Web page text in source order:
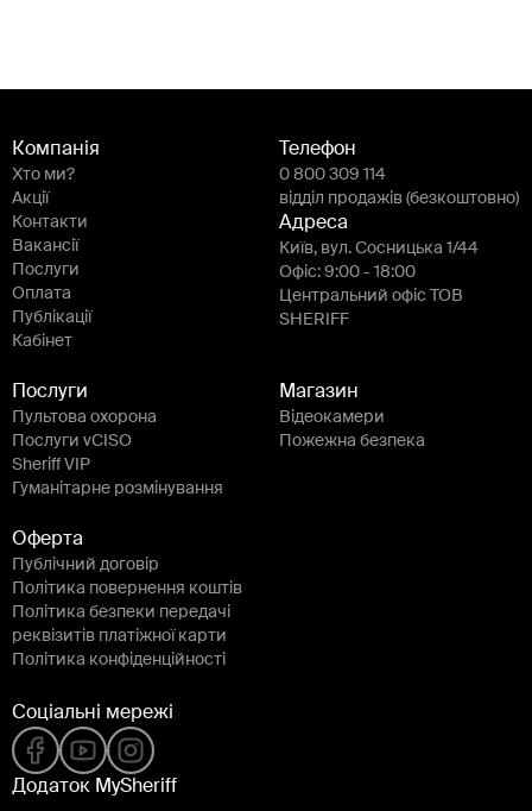
Компанія
Хто ми?
Акції
Контакти
Вакансії
Послуги
Оплата
Публікації
Кабінет
Телефон
0 800 309 114
відділ продажів (безкоштовно)
Адреса
Київ, вул. Сосницька 1/44
Офіс: 9:00 - 18:00
Центральний офіс ТОВ
SHERIFF
Послуги
Пультова охорона
Послуги vCISO
Sheriff VIP
Гуманітарне розмінування
Магазин
Відеокамери
Пожежна безпека
Оферта
Публічний договір
Політика повернення коштів
Політика безпеки передачі
реквізитів платіжної карти
Політика конфіденційності
Соціальні мережі
Додаток MySheriff